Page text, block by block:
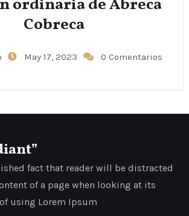
ordinaria de Abreca
Cobreca
May 17, 2023 0 Comentarios
fact that reader will be distracted
of a page when looking at its
using Lorem Ipsum